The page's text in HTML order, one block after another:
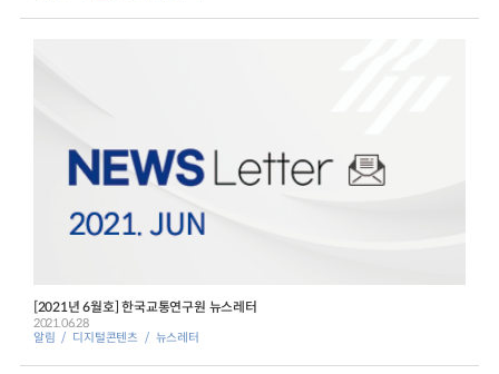
[2021년 6월호] 한국교통연구원 뉴스레터
알림 디지털콘텐츠 뉴스레터
2021.06.28